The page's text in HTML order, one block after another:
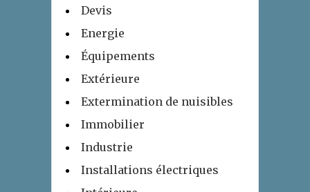
Devis
Energie
Équipements
Extérieure
Extermination de nuisibles
Immobilier
Industrie
Installations électriques